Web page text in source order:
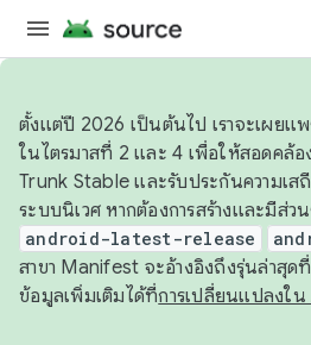
ตั้งแต่ปี 2026 เป็นต้นไป เราจะเผยแ
ในไตรมาสที่ 2 และ 4 เพื่อให้สอดคล้
Trunk Stable และรับประกันความเ
ระบบนิเวศ หากต้องการสร้างและมีส่ว
android-latest-release
สาขา Manifest จะอ้างอิงถึงรุ่นล่าสุด
ข้อมูลเพิ่มเติมได้ที่การเปลี่ยนแปลงใน